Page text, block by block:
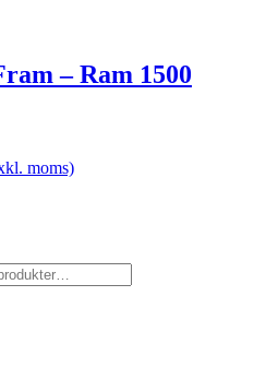
– Ram 1500
moms)